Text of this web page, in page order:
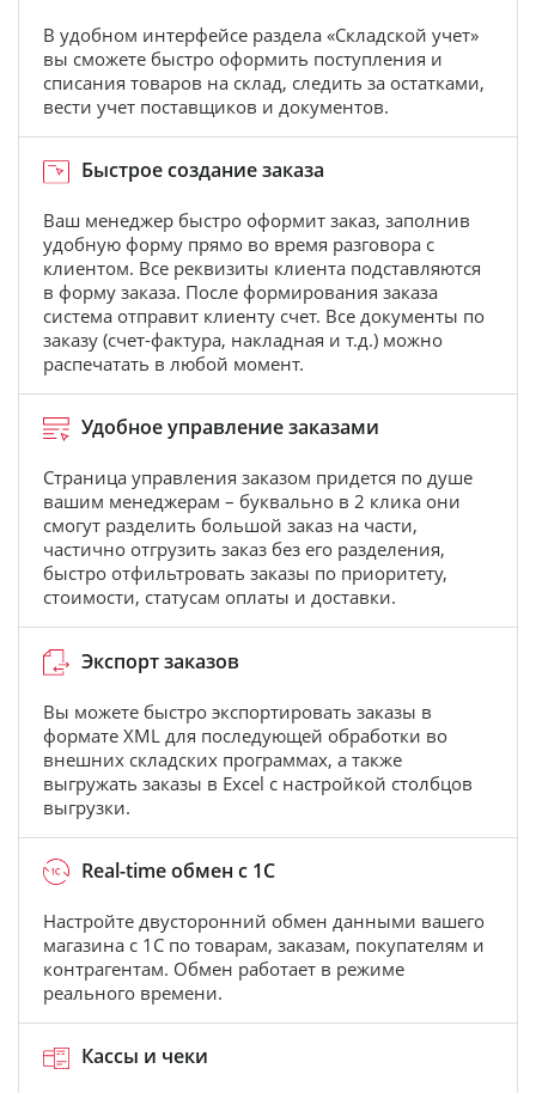
В удобном интерфейсе раздела «Складской учет»
вы сможете быстро оформить поступления и
списания товаров на склад, следить за остатками,
вести учет поставщиков и документов.
Быстрое создание заказа
Ваш менеджер быстро оформит заказ, заполнив
удобную форму прямо во время разговора с
клиентом. Все реквизиты клиента подставляются
в форму заказа. После формирования заказа
система отправит клиенту счет. Все документы по
заказу (счет-фактура, накладная и т.д.) можно
распечатать в любой момент.
Удобное управление заказами
Страница управления заказом придется по душе
вашим менеджерам – буквально в 2 клика они
смогут разделить большой заказ на части,
частично отгрузить заказ без его разделения,
быстро отфильтровать заказы по приоритету,
стоимости, статусам оплаты и доставки.
Экспорт заказов
Вы можете быстро экспортировать заказы в
формате XML для последующей обработки во
внешних складских программах, а также
выгружать заказы в Excel с настройкой столбцов
выгрузки.
Real-time обмен с 1С
Настройте двусторонний обмен данными вашего
магазина с 1С по товарам, заказам, покупателям и
контрагентам. Обмен работает в режиме
реального времени.
Кассы и чеки